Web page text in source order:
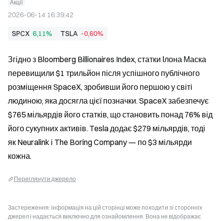
Акції
2026-06-14 16:39:42
SPCX 6,11% TSLA -0,60%
Згідно з Bloomberg Billionaires Index, статки Ілона Маска
перевищили $1 трильйон після успішного публічного
розміщення SpaceX, зробивши його першою у світі
людиною, яка досягла цієї позначки. SpaceX забезпечує
$765 мільярдів його статків, що становить понад 76% від
його сукупних активів. Tesla додає $279 мільярдів, тоді
як Neuralink і The Boring Company — по $3 мільярди
кожна.
Переглянути джерело
Застереження: інформація на цій сторінці може походити зі сторонніх
джерел і надається виключно для ознайомлення. Вона не відображає